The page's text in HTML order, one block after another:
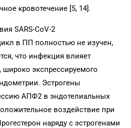
кровотечение [5, 14].
SARS-CoV-2
в ПП полностью не изучен,
что инфекция влияет
экспрессируемого
Эстрогены
АПФ2 в эндотелиальных
воздействие при
наряду с эстрогенами